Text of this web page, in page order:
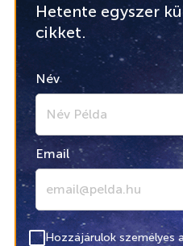
Hetente egyszer
cikket.
Név
Email
Hozzájárulok személyes